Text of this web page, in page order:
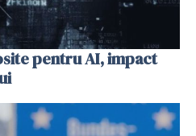
pentru AI, impact